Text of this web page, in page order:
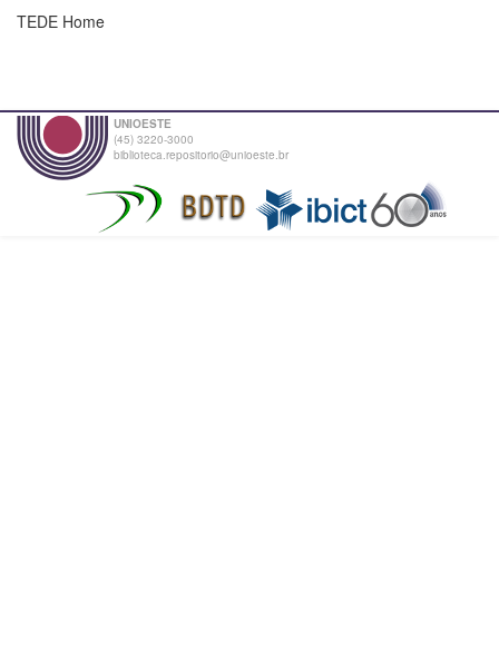
TEDE Home
UNIOESTE
(45) 3220-3000
biblioteca.repositorio@unioeste.br